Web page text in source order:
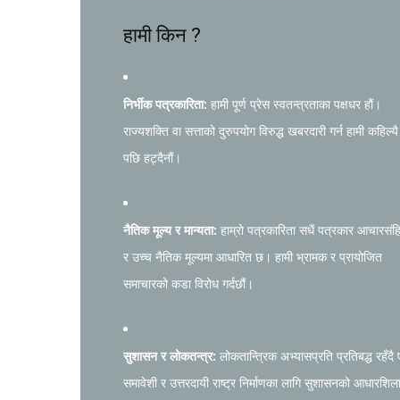
हामी किन ?
निर्भीक पत्रकारिता: हामी पूर्ण प्रेस स्वतन्त्रताका पक्षधर हौं।
राज्यशक्ति वा सत्ताको दुरुपयोग विरुद्ध खबरदारी गर्न हामी कहिल्यै
पछि हट्दैनौं।
नैतिक मूल्य र मान्यता: हाम्रो पत्रकारिता सधैं पत्रकार
र उच्च नैतिक मूल्यमा आधारित छ। हामी भ्रामक र प्रायोजित
समाचारको कडा विरोध गर्दछौं।
सुशासन र लोकतन्त्र: लोकतान्त्रिक अभ्यासप्रति प्रतिबद्ध रहँदै
समावेशी र उत्तरदायी राष्ट्र निर्माणका लागि सुशासनको आधारशिला